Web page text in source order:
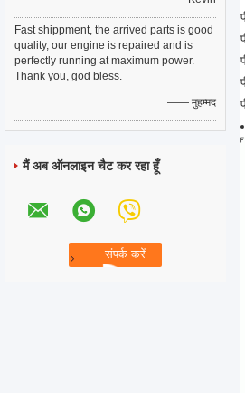
Fast shippment, the arrived parts is good
quality, our engine is repaired and is
perfectly running at maximum power.
Thank you, god bless.
—— मुहम्मद
मैं अब ऑनलाइन चैट कर रहा हूँ